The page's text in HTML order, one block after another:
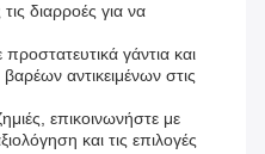
διαρροές για να
γάντια και
αντικειμένων στις
επικοινωνήστε με
και τις επιλογές